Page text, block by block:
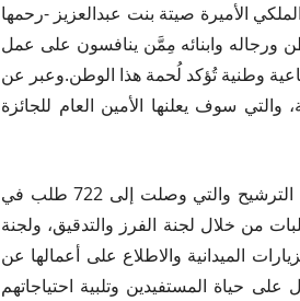
الأميرة صيتة بنت عبدالعزيز -رحمها
ورجاله وابنائه مِمَّن ينافسون على عمل
وطنية تُؤكد لُحمة هذا الوطن.وعبر عن
والتي سوف يعلنها الأمين العام للجائزة
بعدها أوضح الدكتور المغلوث خلال كلمته أنه تم استقبال طلبات الترشيح والتي وصلت إلى 722 طلب في
من خلال لجنة الفرز والتدقيق، ولجنة
الميدانية والاطلاع على أعمالها عن
حياة المستفيدين وتلبية احتياجاتهم